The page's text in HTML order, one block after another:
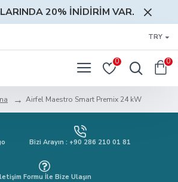
20% İNİDİRİM VAR.
TRY
0 0
Airfel Maestro Smart Premix 24 kW
Bizi Arayın : +90 286 210 01 81
Formu İle Bize Ulaşın